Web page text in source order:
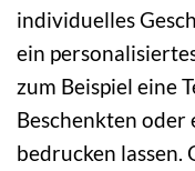
individuelles
ein
zum Beispiel eine
Beschenkten oder
bedrucken lassen.